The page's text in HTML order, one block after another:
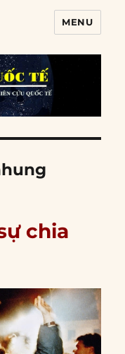
MENU
chia